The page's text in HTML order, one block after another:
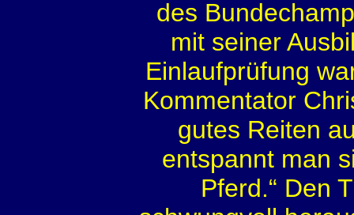
des
mit seiner
Einlaufprüfung
Kommentator
gutes Reiten
entspannt man
Pferd.“ Den